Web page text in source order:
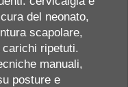
del neonato,
scapolare,
carichi ripetuti.
manuali,
posture e